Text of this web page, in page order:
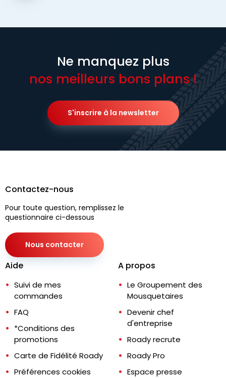
Ne manquez plus
nos meilleurs bons plans !
S'inscrire à la newsletter
Contactez-nous
Pour toute question, remplissez le
questionnaire ci-dessous
Nous contacter
Aide
Suivi de mes
commandes
FAQ
*Conditions des
promotions
Carte de Fidélité Roady
Préférences cookies
A propos
Le Groupement des
Mousquetaires
Devenir chef
d'entreprise
Roady recrute
Roady Pro
Espace presse